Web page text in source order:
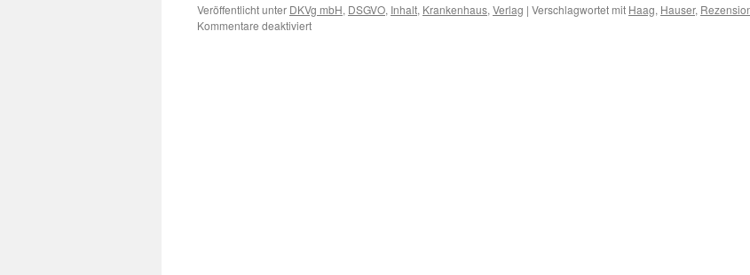
Veröffentlicht unter DKVg mbH, DSGVO, Inhalt, Krankenhaus, Verlag | Verschlagwortet mit Haag, Hauser,
Kommentare deaktiviertfür